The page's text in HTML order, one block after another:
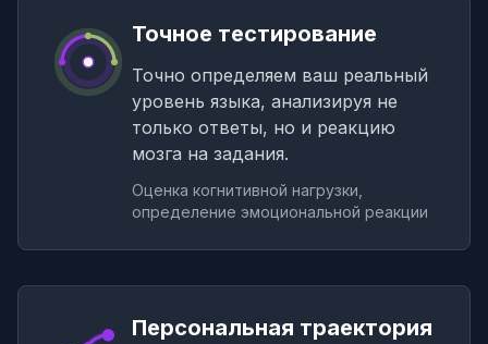
Точное тестирование
Точно определяем ваш реальный
уровень языка, анализируя не
только ответы, но и реакцию
мозга на задания.
Оценка когнитивной нагрузки,
определение эмоциональной реакции
Персональная траектория